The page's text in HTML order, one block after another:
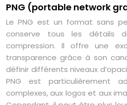
PNG (portable network
Le PNG est un format sans
conserve tous les détails
compression. Il offre une
transparence grâce à son
définir différents niveaux
PNG est particulièrement
complexes, aux logos et aux